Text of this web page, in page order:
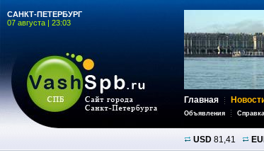
САНКТ-ПЕТЕРБУРГ
07 августа | 23:03
Главная
Объявления
USD 81,41